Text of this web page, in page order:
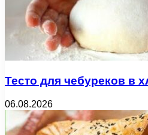
Тесто для чебуреков в
06.08.2026